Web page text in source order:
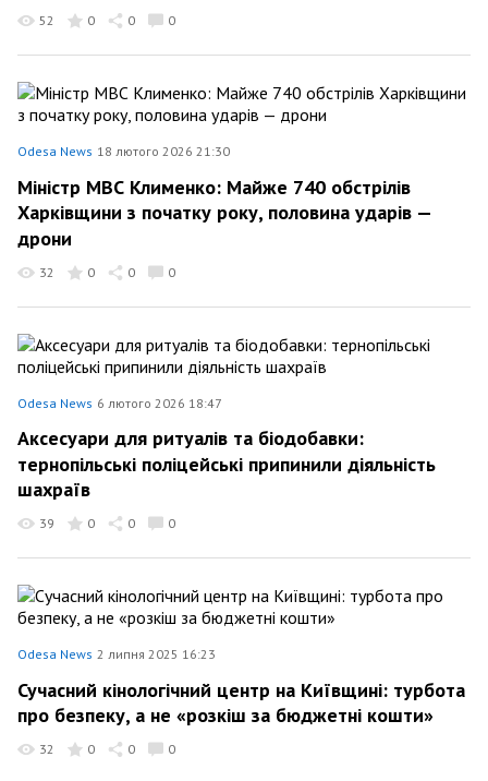
52 0 0 0
Odesa News 18 лютого 2026 21:30
Міністр МВС Клименко: Майже 740 обстрілів
Харківщини з початку року, половина ударів —
дрони
32 0 0 0
Odesa News 6 лютого 2026 18:47
Аксесуари для ритуалів та біодобавки:
тернопільські поліцейські припинили діяльність
шахраїв
39 0 0 0
Odesa News 2 липня 2025 16:23
Сучасний кінологічний центр на Київщині: турбота
про безпеку, а не «розкіш за бюджетні кошти»
32 0 0 0